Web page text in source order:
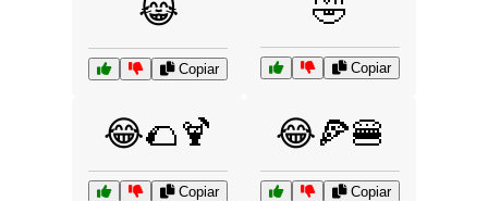
😹
Copiar
🤣
Copiar
😂🌮🍹
Copiar
😂🍕🍔
Copiar